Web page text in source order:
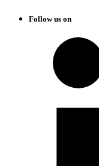
Follow us on